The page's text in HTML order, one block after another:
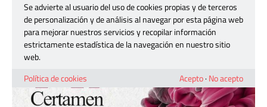
Certamen Enológico
Este sábado en Yecla se respirará
vino con su XI Certamen Enológico
2 diciembre, 2022
Se advierte al usuario del uso de cookies propias y de terceros
de personalización y de análisis al navegar por esta página web
para mejorar nuestros servicios y recopilar información
estrictamente estadística de la navegación en nuestro sitio
web.
Política de cookies
Acepto· No acepto